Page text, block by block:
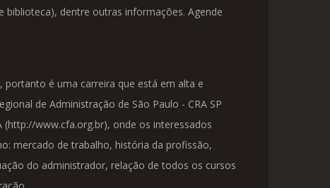
dentre outras informações. Agende
é uma carreira que está em alta e
de Administração de São Paulo - CRA SP
www.cfa.org.br), onde os interessados
mercado de trabalho, história da profissão,
do administrador, relação de todos os cursos